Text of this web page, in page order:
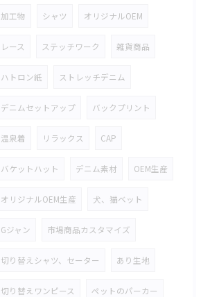
加工物 シャツ オリジナルOEM
レース ステッチワーク 雑貨商品
ハトロン紙 ストレッチデニム
デニムセットアップ バックプリント
温泉着 リラックス CAP
バケットハット デニム素材 OEM生産
オリジナルOEM生産 犬、猫ベット
Gジャン 市場商品カスタマイズ
切り替えシャツ、セーター あり生地
切り替えワンピース ペットのパーカー